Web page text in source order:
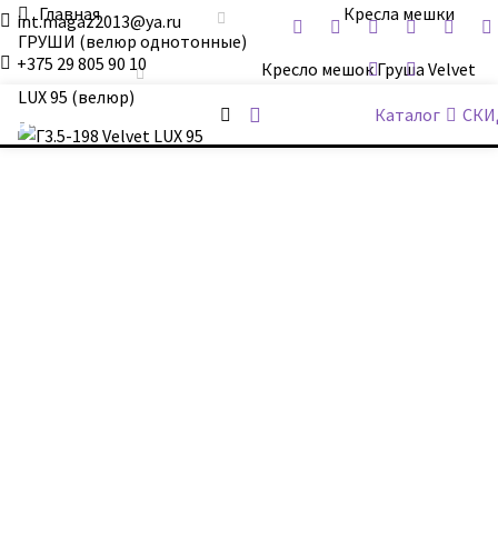
int.magaz2013@ya.ru
+375 29 805 90 10
ДримБэг.бай Каталог
Главная
Кресла мешки
ГРУШИ (велюр однотонные)
Кресло мешок Груша Velvet
LUX 95 (велюр)